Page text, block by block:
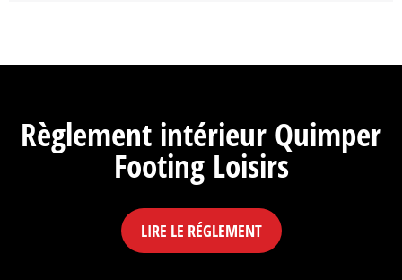
Règlement intérieur Quimper
Footing Loisirs
LIRE LE RÉGLEMENT